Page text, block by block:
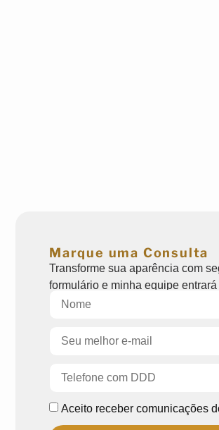
Marque uma Consulta
Transforme sua aparência com
formulário e minha equipe
Aceito receber comunicações